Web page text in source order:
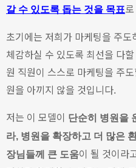
갈 수 있도록 돕는 것을 목표
초기에는 저희가 마케팅을 주
체감하실 수 있도록 최선을 다
원 직원이 스스로 마케팅을 주
원을 아끼지 않을 것입니다.
저는 이 모델이 단순히 병원을
라, 병원을 확장하고 더 많은
장님들께 큰 도움이 될 것이라